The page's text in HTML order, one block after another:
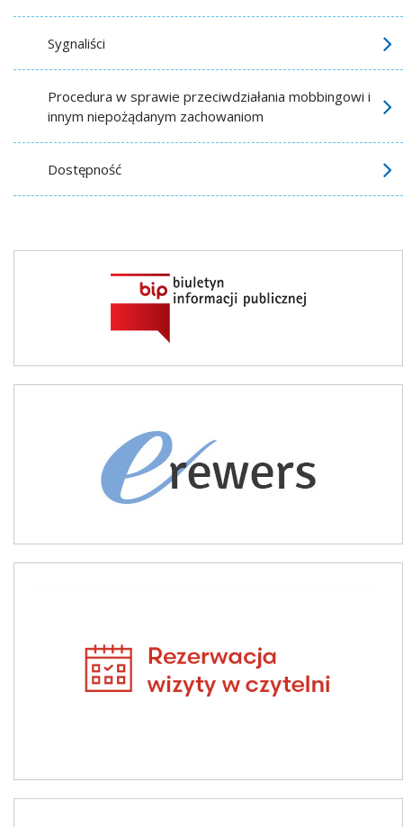
Sygnaliści
Procedura w sprawie przeciwdziałania mobbingowi i
innym niepożądanym zachowaniom
Dostępność